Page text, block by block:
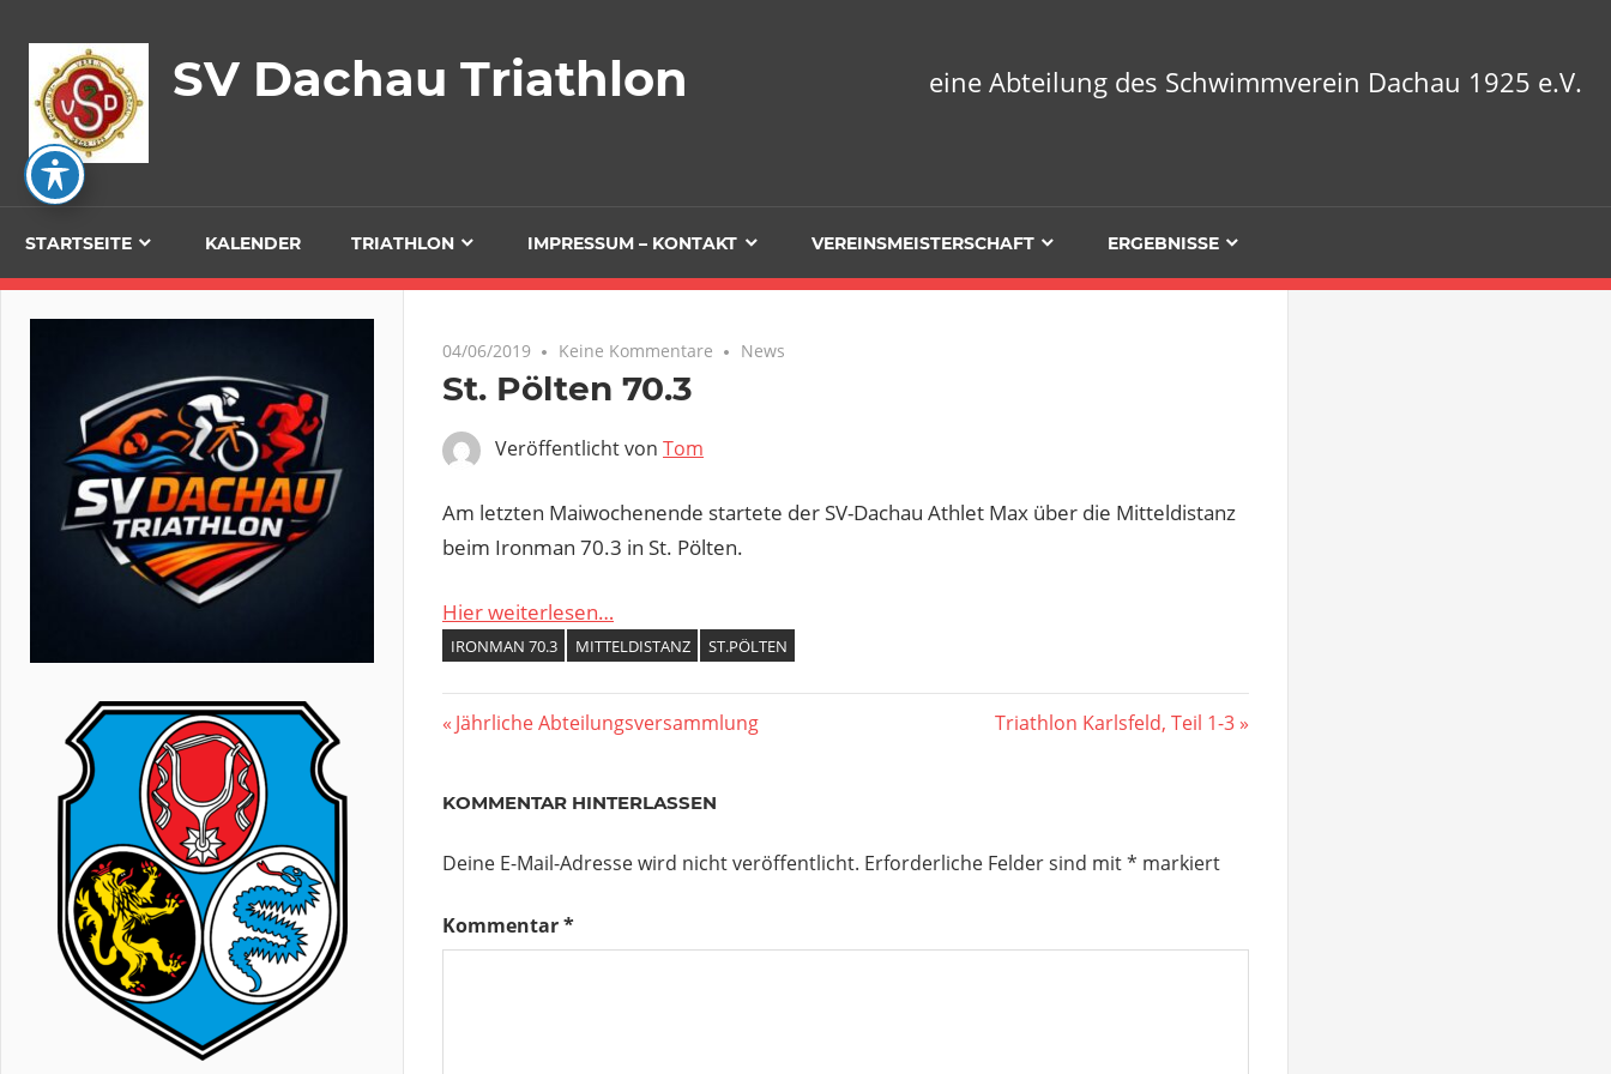
Inhalt
springen
SV Dachau Triathlon eine Abteilung des Schwimmverein Dachau 1925 e.V.
STARTSEITE KALENDER TRIATHLON IMPRESSUM – KONTAKT VEREINSMEISTERSCHAFT ERGEBNISSE
04/06/2019 Keine Kommentare News
St. Pölten 70.3
Veröffentlicht von Tom
Am letzten Maiwochenende startete der SV-Dachau Athlet Max über die Mitteldistanz
beim Ironman 70.3 in St. Pölten.
Hier weiterlesen…
IRONMAN 70.3 MITTELDISTANZ ST.PÖLTEN
Beitragsnavigation
Vorheriger
Jährliche Abteilungsversammlung
Nächster
Triathlon Karlsfeld, Teil 1-3
KOMMENTAR HINTERLASSEN
Deine E-Mail-Adresse wird nicht veröffentlicht. Erforderliche Felder sind mit* markiert
Kommentar*